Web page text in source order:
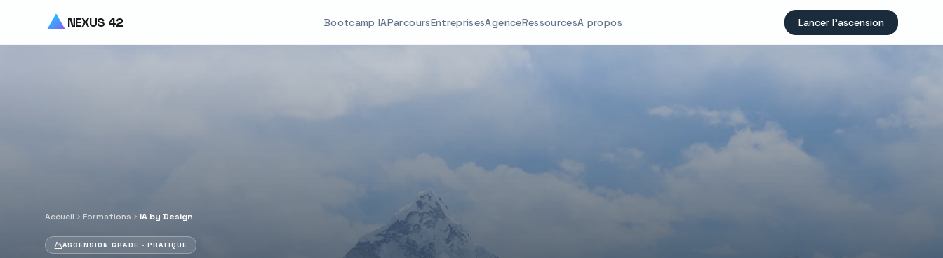
NEXUS 42 Bootcamp IAParcoursEntreprisesAgenceRessourcesÀ propos Lancer l'ascension
Accueil Formations IA by Design
ASCENSION GRADE · PRATIQUE